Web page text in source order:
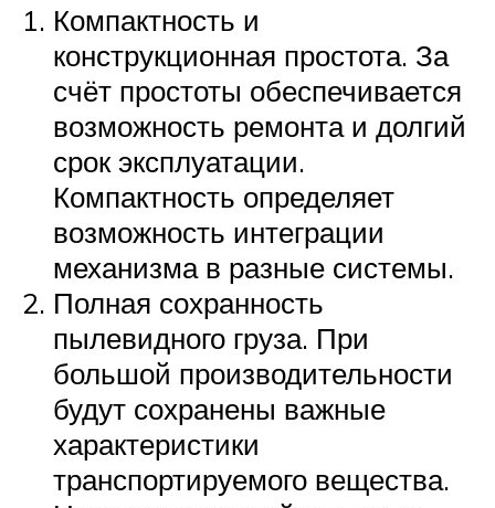
Компактность и
конструкционная простота. За
счёт простоты обеспечивается
возможность ремонта и долгий
срок эксплуатации.
Компактность определяет
возможность интеграции
механизма в разные системы.
Полная сохранность
пылевидного груза. При
большой производительности
будут сохранены важные
характеристики
транспортируемого вещества.